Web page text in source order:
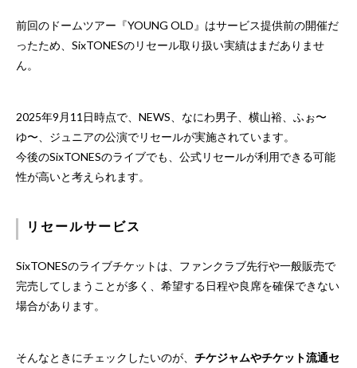
前回のドームツアー『YOUNG OLD』はサービス提供前の開催だ
ったため、SixTONESのリセール取り扱い実績はまだありませ
ん。
2025年9月11日時点で、NEWS、なにわ男子、横山裕、ふぉ〜
ゆ〜、ジュニアの公演でリセールが実施されています。
今後のSixTONESのライブでも、公式リセールが利用できる可能
性が高いと考えられます。
リセールサービス
SixTONESのライブチケットは、ファンクラブ先行や一般販売で
完売してしまうことが多く、希望する日程や良席を確保できない
場合があります。
そんなときにチェックしたいのが、 チケジャムやチケット流通セ